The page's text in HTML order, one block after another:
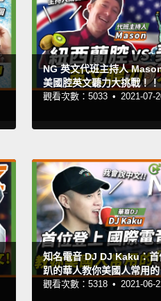
NG 英文代班主持人
美國腔英文聽力大挑戰！！
觀看次數：5033 • 2021-07-
知名電音 DJ DJ Kaku：首
趴的華人教你美國人常用的
觀看次數：5318 • 2021-06-